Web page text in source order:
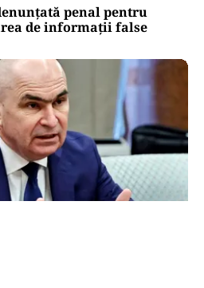
penal pentru
de informații false